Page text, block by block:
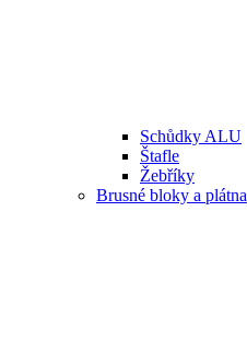
Schůdky ALU
Štafle
Žebříky
Brusné bloky a plátna